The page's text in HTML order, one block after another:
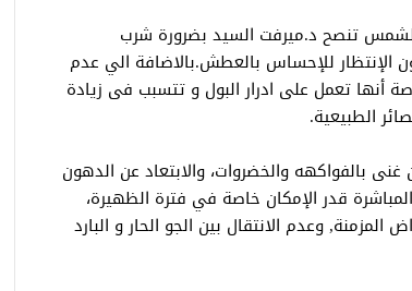
الشمس تنصح د.ميرفت السيد بضرورة شرب
الإنتظار للإحساس بالعطش.بالاضافة الي عدم
أنها تعمل على ادرار البول و تتسبب فى زيادة
الطبيعية.
بالفواكهه والخضروات، والابتعاد عن الدهون
قدر الإمكان خاصة في فترة الظهيرة،
وعدم الانتقال بين الجو الحار و البارد